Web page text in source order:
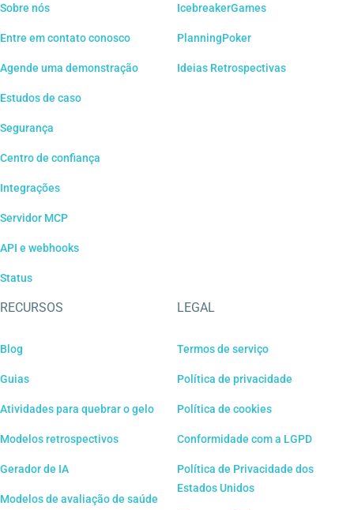
Sobre nós
Entre em contato conosco
Agende uma demonstração
Estudos de caso
Segurança
Centro de confiança
Integrações
Servidor MCP
API e webhooks
Status
IcebreakerGames
PlanningPoker
Ideias Retrospectivas
RECURSOS
Blog
Guias
Atividades para quebrar o gelo
Modelos retrospectivos
Gerador de IA
Modelos de avaliação de saúde
LEGAL
Termos de serviço
Política de privacidade
Política de cookies
Conformidade com a LGPD
Política de Privacidade dos
Estados Unidos